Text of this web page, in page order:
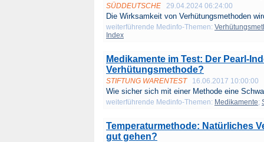
SÜDDEUTSCHE 29.04.2024 06:24:00
Die Wirksamkeit von Verhütungsmethoden
weiterführende Medinfo-Themen:
Index
Medikamente im Test: Der Pearl-
Verhütungsmethode?
STIFTUNG WARENTEST 16.06.2017 10:00:00
Wie sicher sich mit einer Methode eine
weiterführende Medinfo-Themen: Medikamente;
Temperaturmethode: Natürliches
gut gehen?